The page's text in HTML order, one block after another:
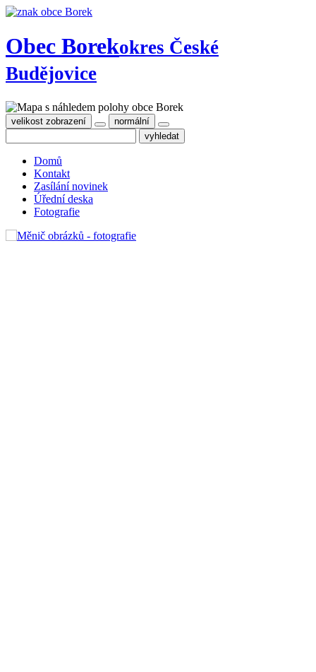
Obec Borekokres České
Budějovice
velikost zobrazení normální
Domů
Kontakt
Zasílání novinek
Úřední deska
Fotografie